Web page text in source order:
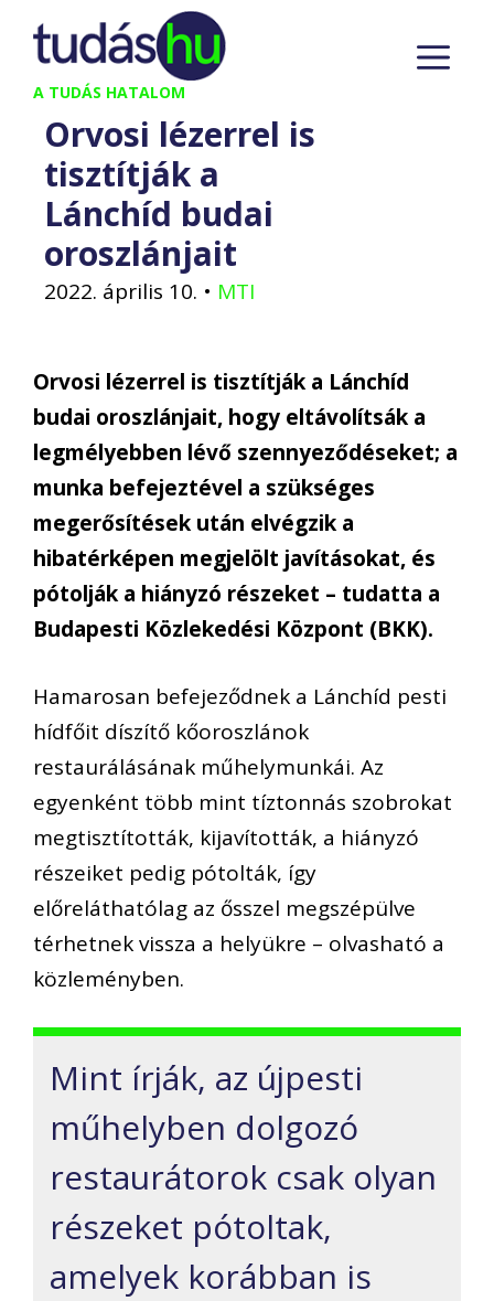
Kilépés
tartalomba
A TUDÁS HATALOM
Orvosi lézerrel is
tisztítják a
Lánchíd budai
oroszlánjait
2022. április 10. • MTI
Orvosi lézerrel is tisztítják a Lánchíd
budai oroszlánjait, hogy eltávolítsák a
legmélyebben lévő szennyeződéseket; a
munka befejeztével a szükséges
megerősítések után elvégzik a
hibatérképen megjelölt javításokat, és
pótolják a hiányzó részeket – tudatta a
Budapesti Közlekedési Központ (BKK).
Hamarosan befejeződnek a Lánchíd pesti
hídfőit díszítő kőoroszlánok
restaurálásának műhelymunkái. Az
egyenként több mint tíztonnás szobrokat
megtisztították, kijavították, a hiányzó
részeiket pedig pótolták, így
előreláthatólag az ősszel megszépülve
térhetnek vissza a helyükre – olvasható a
közleményben.
Mint írják, az újpesti
műhelyben dolgozó
restaurátorok csak olyan
részeket pótoltak,
amelyek korábban is